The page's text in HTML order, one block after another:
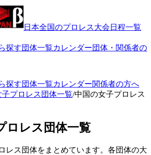
日本全国のプロレス大会日程一覧
探す団体一覧カレンダー団体・関係者の
探す団体一覧カレンダー関係者の方へ
子プロレス団体一覧/中国の女子プロレス
ロレス団体一覧
レス団体をまとめています。各団体の大